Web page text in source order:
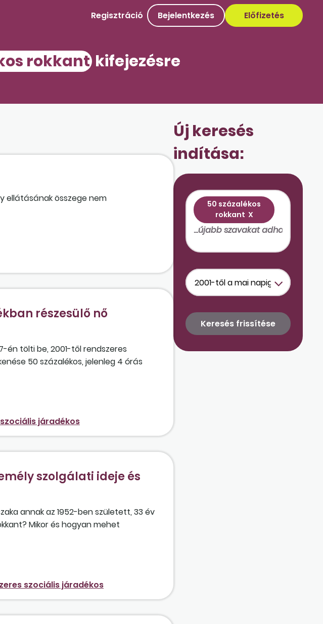
Regisztráció Bejelentkezés Előfizetés
rokkantkifejezésre
ellátásának összege nem
részesülő nő
én tölti be, 2001-től rendszeres
50 százalékos, jelenleg 4 órás
járadékos
szolgálati ideje és
annak az 1952-ben született, 33 év
Mikor és hogyan mehet
szociális járadékos
Új keresés
indítása:
50 százalékos
rokkant X